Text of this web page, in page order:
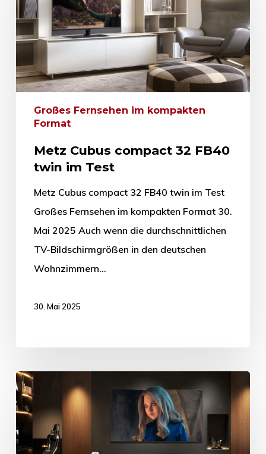
Großes Fernsehen im kompakten
Format
Metz Cubus compact 32 FB40
twin im Test
Metz Cubus compact 32 FB40 twin im Test
Großes Fernsehen im kompakten Format 30.
Mai 2025 Auch wenn die durchschnittlichen
TV-Bildschirmgrößen in den deutschen
Wohnzimmern…
30. Mai 2025